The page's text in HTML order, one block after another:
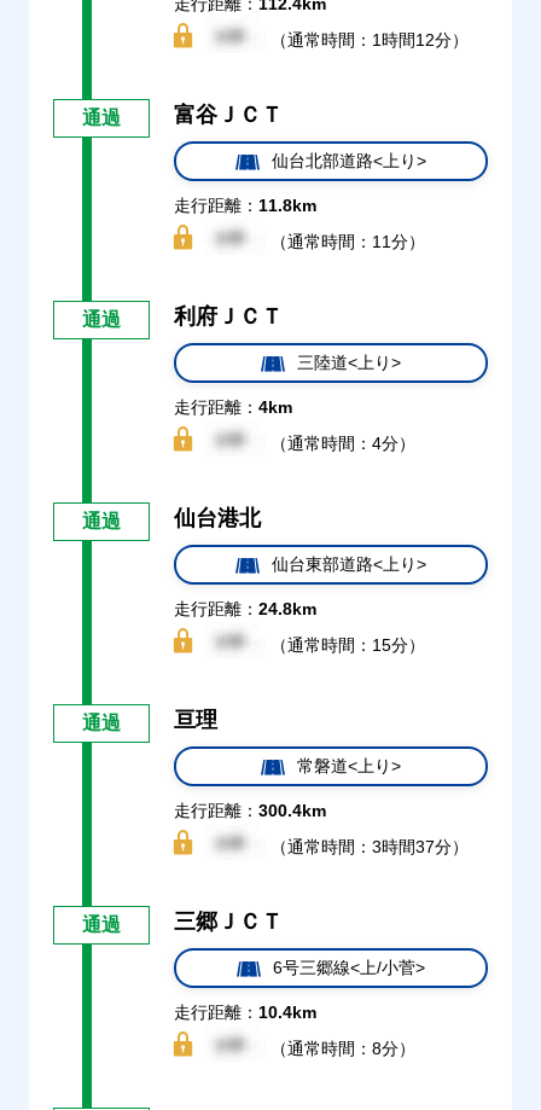
（通常時間：1時間12分）
通過 富谷ＪＣＴ
仙台北部道路<上り>
走行距離： 11.8km
（通常時間：11分）
通過 利府ＪＣＴ
三陸道<上り>
走行距離： 4km
（通常時間：4分）
通過 仙台港北
仙台東部道路<上り>
走行距離： 24.8km
（通常時間：15分）
通過 亘理
常磐道<上り>
走行距離： 300.4km
（通常時間：3時間37分）
通過 三郷ＪＣＴ
6号三郷線<上/小菅>
走行距離： 10.4km
（通常時間：8分）